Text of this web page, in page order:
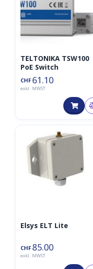
TELTONIKA TSW100
PoE Switch
CHF 61.10
exkl. MWST
Elsys ELT Lite
CHF 85.00
exkl. MWST